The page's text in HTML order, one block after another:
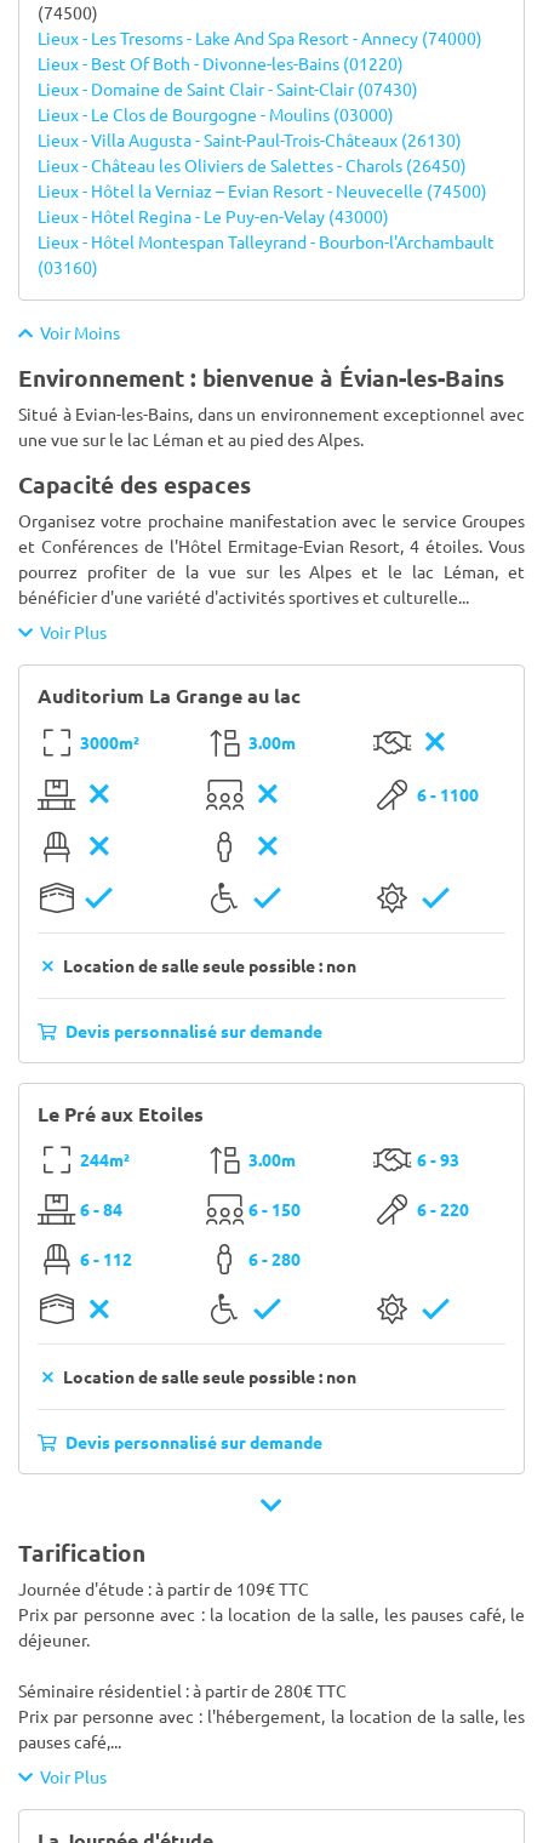
(74500)
Lieux - Les Tresoms - Lake And Spa Resort - Annecy (74000)
Lieux - Best Of Both - Divonne-les-Bains (01220)
Lieux - Domaine de Saint Clair - Saint-Clair (07430)
Lieux - Le Clos de Bourgogne - Moulins (03000)
Lieux - Villa Augusta - Saint-Paul-Trois-Châteaux (26130)
Lieux - Château les Oliviers de Salettes - Charols (26450)
Lieux - Hôtel la Verniaz – Evian Resort - Neuvecelle (74500)
Lieux - Hôtel Regina - Le Puy-en-Velay (43000)
Lieux - Hôtel Montespan Talleyrand - Bourbon-l'Archambault
(03160)
Voir Moins
Environnement : bienvenue à Évian-les-Bains
Situé à Evian-les-Bains, dans un environnement exceptionnel avec
une vue sur le lac Léman et au pied des Alpes.
Capacité des espaces
Organisez votre prochaine manifestation avec le service Groupes
et Conférences de l'Hôtel Ermitage-Evian Resort, 4 étoiles. Vous
pourrez profiter de la vue sur les Alpes et le lac Léman, et
bénéficier d'une variété d'activités sportives et culturelle...
Voir Plus
Auditorium La Grange au lac
3000m² 3.00m
6 - 1100
Location de salle seule possible : non
Devis personnalisé sur demande
Le Pré aux Etoiles
244m² 3.00m 6 - 93
6 - 84 6 - 150 6 - 220
6 - 112 6 - 280
Location de salle seule possible : non
Devis personnalisé sur demande
Tarification
Journée d'étude : à partir de 109€ TTC
Prix par personne avec : la location de la salle, les pauses café, le
déjeuner.
Séminaire résidentiel : à partir de 280€ TTC
Prix par personne avec : l'hébergement, la location de la salle, les
pauses café,...
Voir Plus